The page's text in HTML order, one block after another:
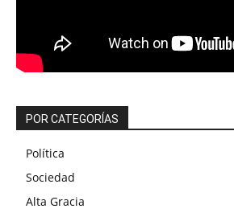
POR CATEGORÍAS
Política
Sociedad
Alta Gracia